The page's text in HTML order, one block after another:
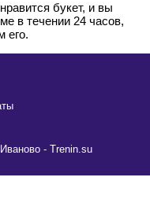
букет, и вы
в течении 24 часов,
его.
- Trenin.su